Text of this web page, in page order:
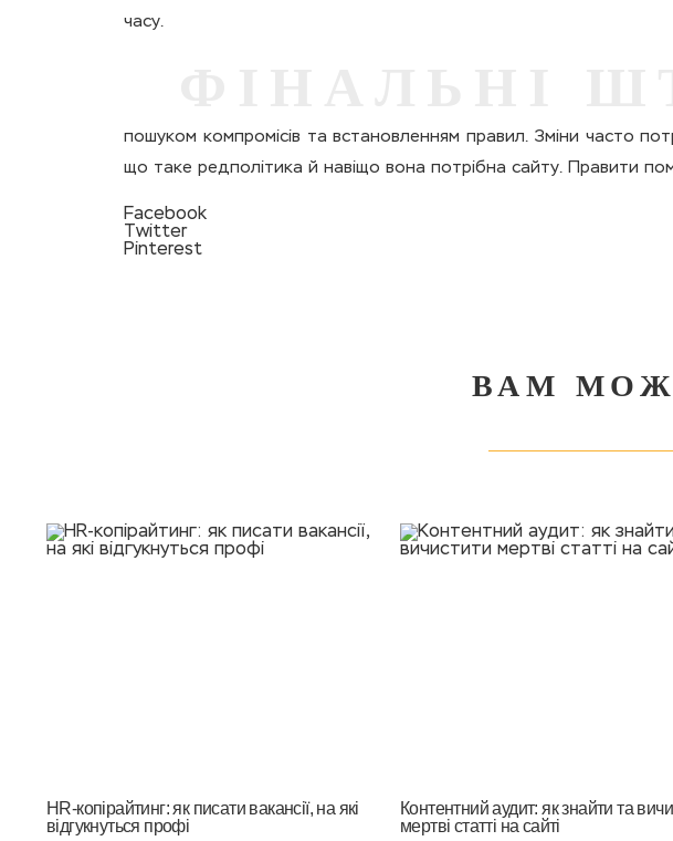
часу.
пошуком компромісів та встановленням правил. Зміни часто
що таке редполітика й навіщо вона потрібна сайту. Правити
Facebook
Twitter
Pinterest
ВАМ
HR-копірайтинг: як писати вакансії, на які
відгукнуться профі
Контентний аудит: як знайти та
мертві статті на сайті